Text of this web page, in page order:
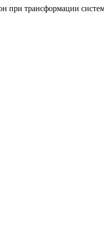
при трансформации